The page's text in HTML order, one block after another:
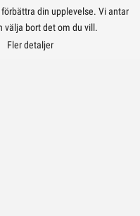
din upplevelse. Vi antar
välja bort det om du vill.
Fler detaljer